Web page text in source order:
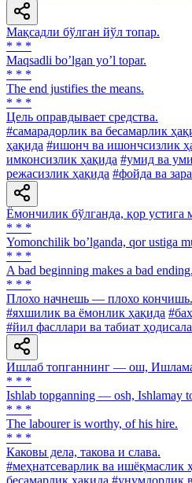
Мақсадли бўлган йўл топар.
* * *
Maqsadli boʼlgan yoʼl topar.
* * *
The end justifies the means.
* * *
Цель оправдывает средства.
#самарадорлик ва бесамарлик
ҳақида #ишонч ва ишончсизлик
имконсизлик ҳақида #умид ва
режасизлик ҳақида #фойда ва
Ёмончилик бўлганда, қор устига
* * *
Yomonchilik boʼlganda, qor ustiga
* * *
A bad beginning makes a bad ending.
* * *
Плохо начнешь — плохо кончишь.
#яхшилик ва ёмонлик ҳақида
#йил фасллари ва табиат
Ишлаб топганнинг — ош,
* * *
Ishlab topganning — osh, Ishlamay
* * *
The labourer is worthy, of his hire.
* * *
Каковы дела, такова и слава.
#меҳнатсеварлик ва ишёқмаслик